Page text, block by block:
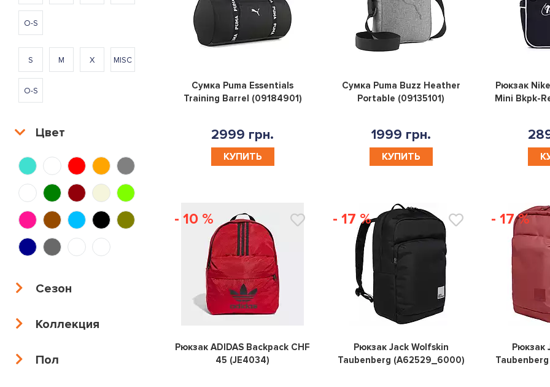
O-S
S M X MISC
O-S
Цвет
Сезон
Коллекция
Пол
Сумка Puma Essentials
Training Barrel (09184901)
2999 грн.
КУПИТЬ
0
Сумка Puma Buzz Heather
Portable (09135101)
1999 грн.
КУПИТЬ
Рюкзак
Mini Bkpk-
- 10 %
0
Рюкзак ADIDAS Backpack CHF
45 (JE4034)
- 17 %
Рюкзак Jack Wolfskin
Taubenberg (A62529_6000)
- 17 %
Рюкзак